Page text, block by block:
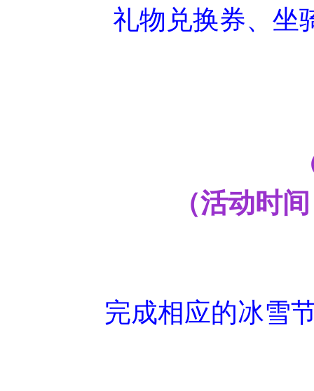
礼物兑换券、坐
（活动时
完成相应的冰雪